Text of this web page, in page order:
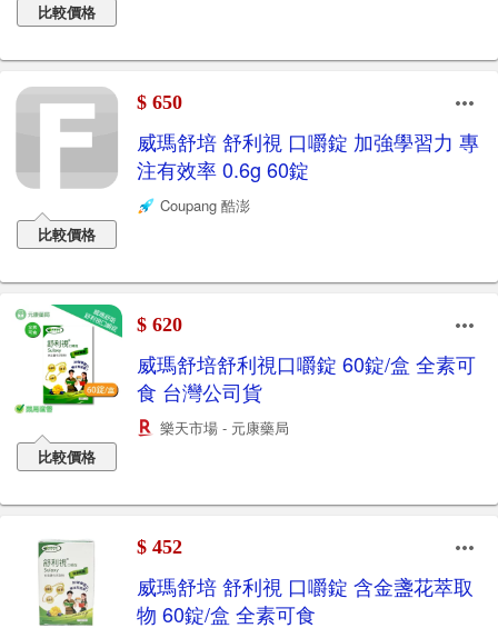
比較價格
比較價格
$ 650
威瑪舒培 舒利視 口嚼錠 加強學習力 專
注有效率 0.6g 60錠
Coupang 酷澎
比較價格
$ 620
威瑪舒培舒利視口嚼錠 60錠/盒 全素可
食 台灣公司貨
樂天市場 - 元康藥局
$ 452
威瑪舒培 舒利視 口嚼錠 含金盞花萃取
物 60錠/盒 全素可食